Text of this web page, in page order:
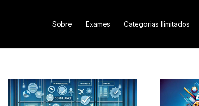
Sobre Exames Categorias Ilimitados